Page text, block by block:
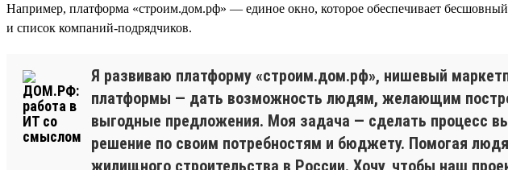
Например, платформа «строим.дом.рф» — единое окно, которое обеспечивает
и список компаний-подрядчиков.
Я развиваю платформу «строим.дом.рф», нишевый
платформы — дать возможность людям, желающим
выгодные предложения. Моя задача — сделать процесс
решение по своим потребностям и бюджету. Помогая
жилищного строительства в России. Хочу, чтобы наш